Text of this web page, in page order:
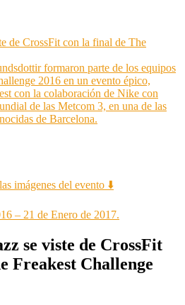
de CrossFit con la final de The
formaron parte de los equipos
2016 en un evento épico,
con la colaboración de Nike con
de las Metcom 3, en una de las
de Barcelona.
imágenes del evento ⬇️
– 21 de Enero de 2017.
se viste de CrossFit
Freakest Challenge